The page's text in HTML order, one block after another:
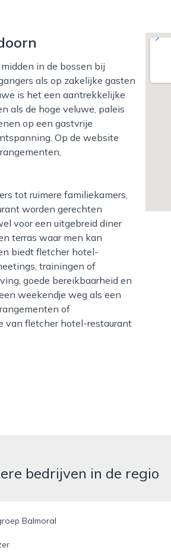
als op zakelijke gasten
is het een aantrekkelijke
als de hoge veluwe, paleis
op een gastvrije
Op de website
worden gerechten
voor een uitgebreid diner
terras waar men kan
biedt fletcher hotel-
trainingen of
goede bereikbaarheid en
weekendje weg als een
of
van fletcher hotel-restaurant
bedrijven in de regio
Balmoral